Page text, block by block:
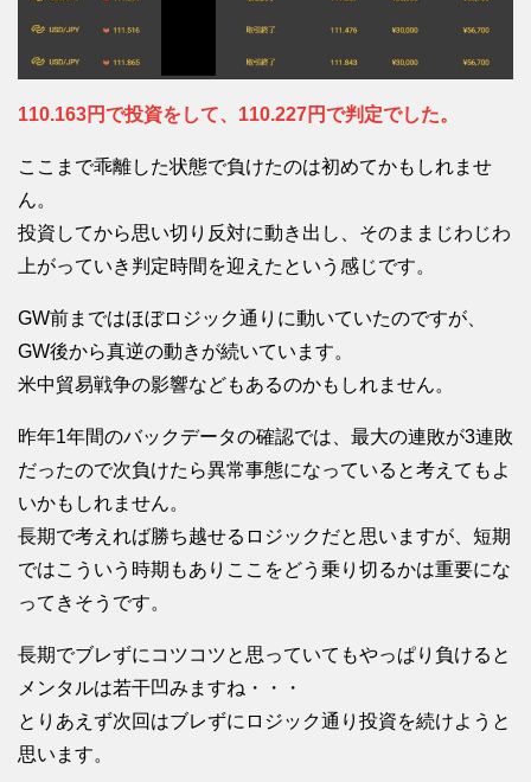
110.163円で投資をして、110.227円で判定でした。
ここまで乖離した状態で負けたのは初めてかもしれませ
ん。
投資してから思い切り反対に動き出し、そのままじわじわ
上がっていき判定時間を迎えたという感じです。
GW前まではほぼロジック通りに動いていたのですが、
GW後から真逆の動きが続いています。
米中貿易戦争の影響などもあるのかもしれません。
昨年1年間のバックデータの確認では、最大の連敗が3連敗
だったので次負けたら異常事態になっていると考えてもよ
いかもしれません。
長期で考えれば勝ち越せるロジックだと思いますが、短期
ではこういう時期もありここをどう乗り切るかは重要にな
ってきそうです。
長期でブレずにコツコツと思っていてもやっぱり負けると
メンタルは若干凹みますね・・・
とりあえず次回はブレずにロジック通り投資を続けようと
思います。